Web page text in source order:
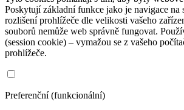
Poskytují základní funkce jako je navigace na
rozlišení prohlížeče dle velikosti vašeho
souborů nemůže web správně fungovat.
(session cookie) – vymažou se z vašeho
prohlížeče.
Preferenční (funkcionální)